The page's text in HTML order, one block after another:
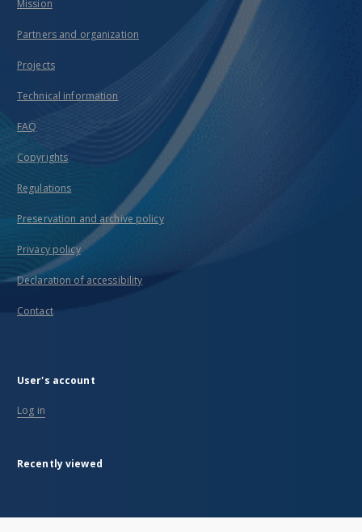
Mission
Partners and organization
Projects
Technical information
FAQ
Copyrights
Regulations
Preservation and archive policy
Privacy policy
Declaration of accessibility
Contact
User's account
Log in
Recently viewed